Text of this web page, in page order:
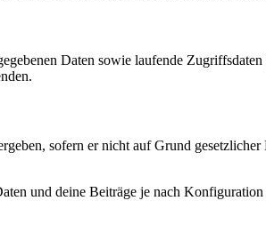
Daten sowie laufende
sofern er nicht auf Grund
und deine Beiträge je nach